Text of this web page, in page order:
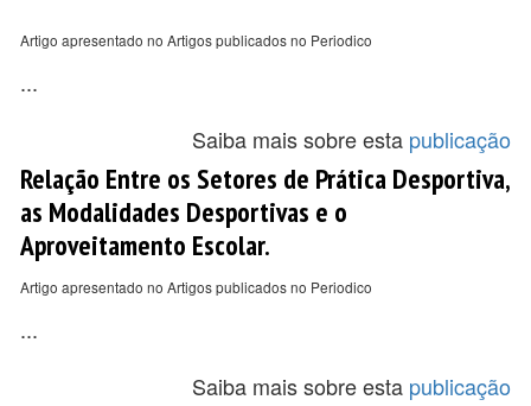
Artigo apresentado no Artigos publicados no Periodico
...
Saiba mais sobre esta publicação
Relação Entre os Setores de Prática Desportiva,
as Modalidades Desportivas e o
Aproveitamento Escolar.
Artigo apresentado no Artigos publicados no Periodico
...
Saiba mais sobre esta publicação